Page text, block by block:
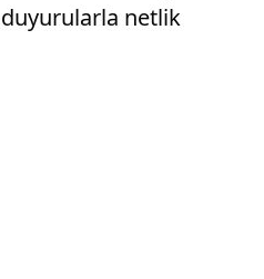
duyurularla netlik